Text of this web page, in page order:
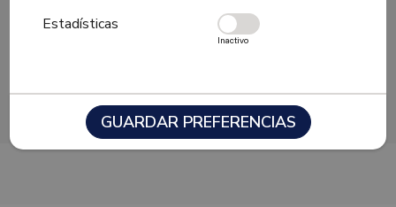
No hay beneficios disponibles
Estadísticas
Inactivo
GUARDAR PREFERENCIAS